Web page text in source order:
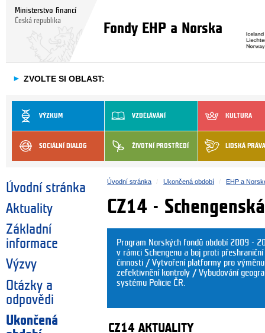
Ministerstvo financí
Česká republika
Fondy EHP a Norska
► ZVOLTE SI OBLAST:
VÝZKUM VZDĚLÁVÁNÍ KULTURA
SOCIÁLNÍ DIALOG ŽIVOTNÍ PROSTŘEDÍ LIDSKÁ PRÁVA
Úvodní stránka
Aktuality
Základní
informace
Výzvy
Otázky a
odpovědi
Ukončená
Úvodní stránka Ukončená období EHP a
CZ14 -
Program Norských fondů období 2009 -
v rámci Schengenu a boj proti
činnosti / Vytvoření platformy pro
zefektivnění kontroly / Vybudování
systému Policie ČR.
CZ14 AKTUALITY